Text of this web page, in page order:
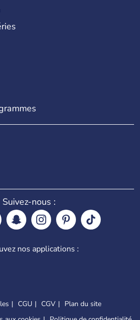
Suivez-nous :
nos applications :
CGU CGV
Plan du site